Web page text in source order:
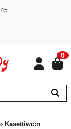
0
» Kasettiwc:n